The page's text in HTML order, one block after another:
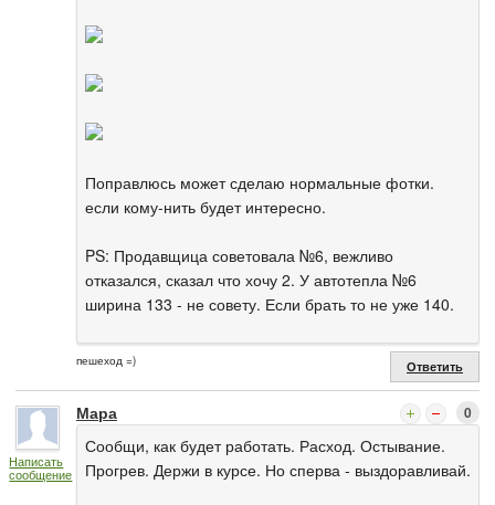
Поправлюсь может сделаю нормальные фотки.
если кому-нить будет интересно.
PS: Продавщица советовала №6, вежливо
отказался, сказал что хочу 2. У автотепла №6
ширина 133 - не совету. Если брать то не уже 140.
пешеход =) Ответить
Написать
сообщение
Мара 0
Сообщи, как будет работать. Расход. Остывание.
Прогрев. Держи в курсе. Но сперва - выздоравливай.